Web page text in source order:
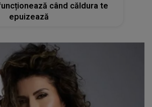
când căldura te
epuizează